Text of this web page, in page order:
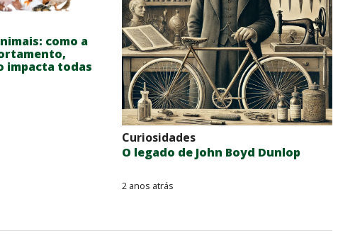
como a
impacta todas
Curiosidades
O legado de John Boyd Dunlop
2 anos atrás